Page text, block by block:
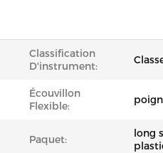
Classification
D'instrument:
Écouvillon
Flexible:
Paquet:
long